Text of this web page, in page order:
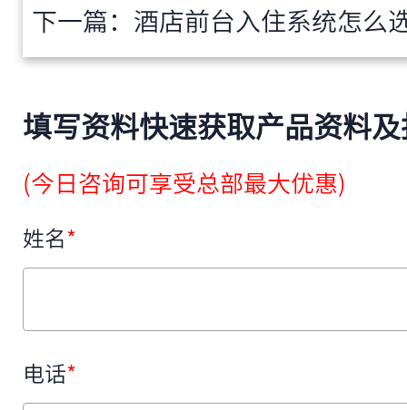
下一篇： 酒店前台入住系统怎么选？适
填写资料快速获取产品资料
(今日咨询可享受总部最大优惠)
姓名*
电话*